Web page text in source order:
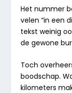
Het nummer
velen “in een
tekst weinig
de gewone
Toch
boodschap.
kilometers